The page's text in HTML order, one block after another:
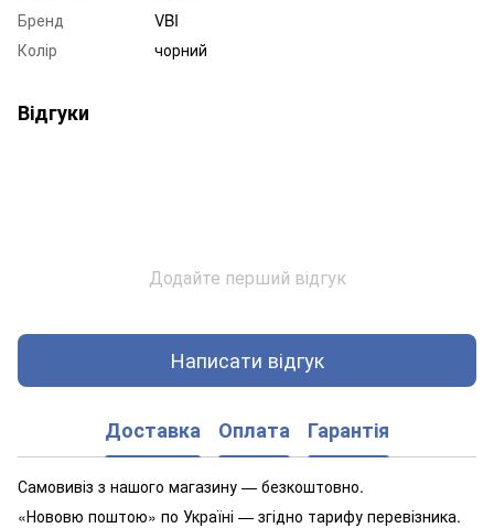
Бренд
VBI
Колір
чорний
Відгуки
Додайте перший відгук
Написати відгук
Доставка Оплата Гарантія
Самовивіз з нашого магазину — безкоштовно.
«Нововю поштою» по Україні — згідно тарифу перевізника.